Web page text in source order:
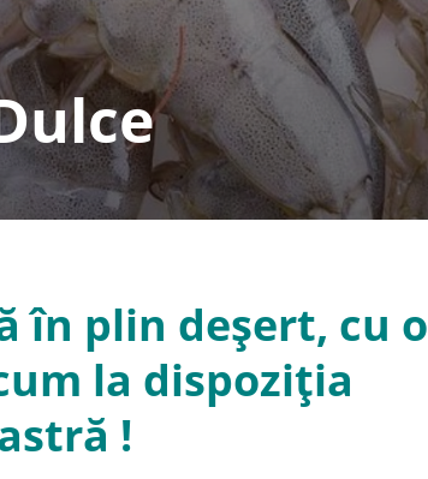
în plin deșert, cu o
la dispoziția
!